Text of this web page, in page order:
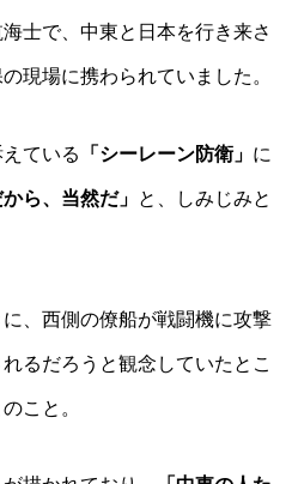
士で、中東と日本を行き来さ
現場に携わられていました。
ている 「シーレーン防衛」 に
ら、当然だ」 と、しみじみと
、西側の僚船が戦闘機に攻撃
るだろうと観念していたとこ
こと。